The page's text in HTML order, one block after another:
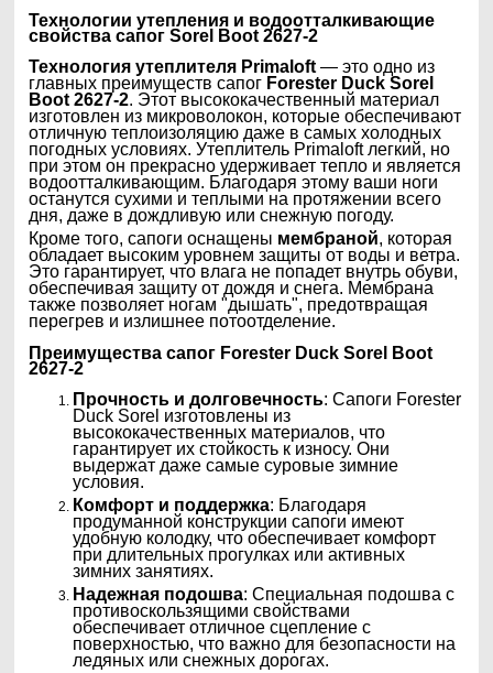
Технологии утепления и водоотталкивающие
свойства сапог Sorel Boot 2627-2
Технология утеплителя Primaloft — это одно из
главных преимуществ сапог Forester Duck Sorel
Boot 2627-2. Этот высококачественный материал
изготовлен из микроволокон, которые обеспечивают
отличную теплоизоляцию даже в самых холодных
погодных условиях. Утеплитель Primaloft легкий, но
при этом он прекрасно удерживает тепло и является
водоотталкивающим. Благодаря этому ваши ноги
останутся сухими и теплыми на протяжении всего
дня, даже в дождливую или снежную погоду.
Кроме того, сапоги оснащены мембраной, которая
обладает высоким уровнем защиты от воды и ветра.
Это гарантирует, что влага не попадет внутрь обуви,
обеспечивая защиту от дождя и снега. Мембрана
также позволяет ногам "дышать", предотвращая
перегрев и излишнее потоотделение.
Преимущества сапог Forester Duck Sorel Boot
2627-2
Прочность и долговечность: Сапоги Forester
Duck Sorel изготовлены из
высококачественных материалов, что
гарантирует их стойкость к износу. Они
выдержат даже самые суровые зимние
условия.
Комфорт и поддержка: Благодаря
продуманной конструкции сапоги имеют
удобную колодку, что обеспечивает комфорт
при длительных прогулках или активных
зимних занятиях.
Надежная подошва: Специальная подошва с
противоскользящими свойствами
обеспечивает отличное сцепление с
поверхностью, что важно для безопасности на
ледяных или снежных дорогах.